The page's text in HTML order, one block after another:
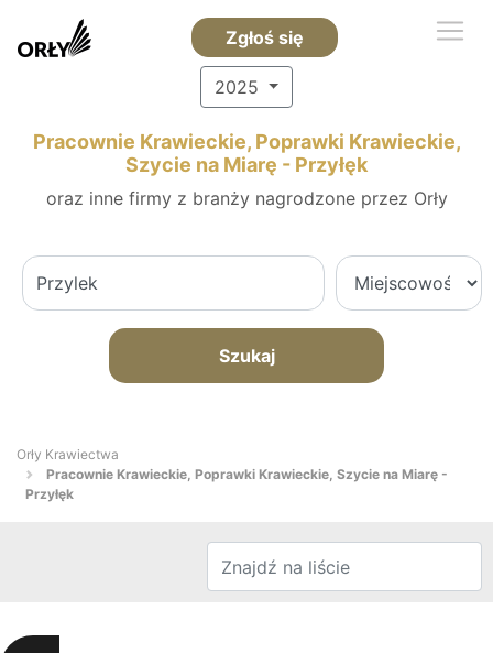
Zgłoś się
2025
Pracownie Krawieckie, Poprawki Krawieckie,
Szycie na Miarę - Przyłęk
oraz inne firmy z branży nagrodzone przez Orły
Szukaj
Orły Krawiectwa
Pracownie Krawieckie, Poprawki Krawieckie, Szycie na Miarę -
Przyłęk